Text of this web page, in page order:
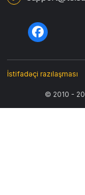
© 2010 -
İstifadəçi razılaşması